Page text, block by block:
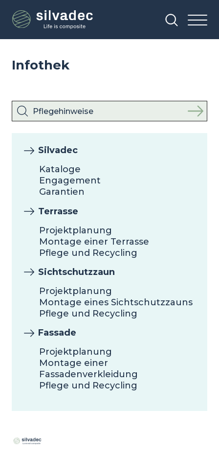
zum
Inhalt
Infothek
Silvadec
Kataloge
Engagement
Garantien
Terrasse
Projektplanung
Montage einer Terrasse
Pflege und Recycling
Sichtschutzzaun
Projektplanung
Montage eines Sichtschutzzauns
Pflege und Recycling
Fassade
Projektplanung
Montage einer
Fassadenverkleidung
Pflege und Recycling